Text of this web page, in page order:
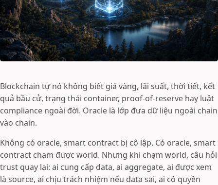
Blockchain tự nó không biết giá vàng, lãi suất, thời tiết, kết
quả bầu cử, trạng thái container, proof-of-reserve hay luật
compliance ngoài đời. Oracle là lớp đưa dữ liệu ngoài chain
vào chain.
Không có oracle, smart contract bị cô lập. Có oracle, smart
contract chạm được world. Nhưng khi chạm world, câu hỏi
trust quay lại: ai cung cấp data, ai aggregate, ai được xem
là source, ai chịu trách nhiệm nếu data sai, ai có quyền